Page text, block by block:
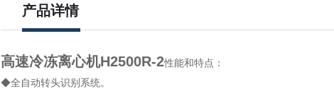
产品详情
高速冷冻离心机H2500R-2性能和特点：
◆全自动转头识别系统。